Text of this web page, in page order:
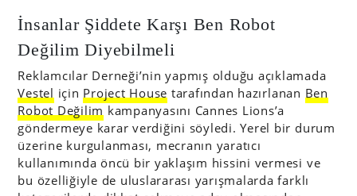
İnsanlar Şiddete Karşı Ben Robot
Değilim Diyebilmeli
Reklamcılar Derneği’nin yapmış olduğu açıklamada
Vestel için Project House tarafından hazırlanan Ben
Robot Değilim kampanyasını Cannes Lions’a
göndermeye karar verdiğini söyledi. Yerel bir durum
üzerine kurgulanması, mecranın yaratıcı
kullanımında öncü bir yaklaşım hissini vermesi ve
bu özelliğiyle de uluslararası yarışmalarda farklı